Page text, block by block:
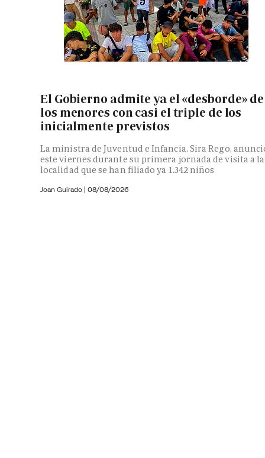
El Gobierno admite ya el «desborde» de
los menores con casi el triple de los
inicialmente previstos
La ministra de Juventud e Infancia, Sira Rego,
este viernes durante su primera jornada de visita a la
localidad que se han filiado ya 1.342 niños
Joan Guirado | 08/08/2026